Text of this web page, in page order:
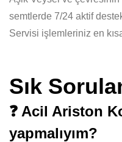
semtlerde 7/24 aktif
Servisi işlemleriniz en
Sık
❓ Acil Ariston
yapmalıyım?